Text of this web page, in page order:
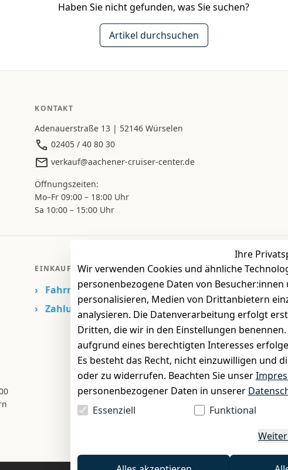
Haben Sie nicht gefunden, was Sie suchen?
Artikel durchsuchen
Ihre
Wir verwenden Cookies und ähnliche
personenbezogene Daten von Besucher:innen
personalisieren, Medien von Drittanbietern
analysieren. Die Datenverarbeitung erfolgt
Dritten, die wir in den Einstellungen
aufgrund eines berechtigten Interesses
Es besteht das Recht, nicht einzuwilligen und
oder zu widerrufen. Beachten Sie unser
personenbezogener Daten in unserer
Essenziell
Funktional
KONTAKT
Adenauerstraße 13 | 52146 Würselen
02405 / 40 80 30
verkauf@aachener-cruiser-center.de
Öffnungszeiten:
Mo–Fr 09:00 – 18:00 Uhr
Sa 10:00 – 15:00 Uhr
EINKAUFEN
› Fahrrad Aachen
› Zahlungs- und Versandbedingungen